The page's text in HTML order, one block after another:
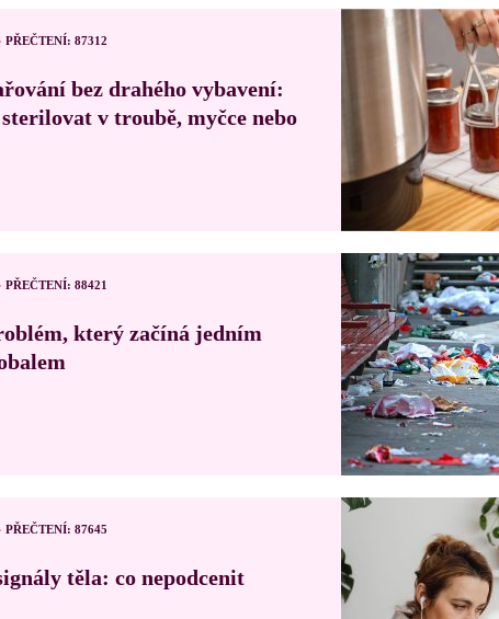
PŘEČTENÍ: 87312
bez drahého vybavení:
sterilovat v troubě, myčce nebo
PŘEČTENÍ: 88421
který začíná jedním
PŘEČTENÍ: 87645
těla: co nepodcenit